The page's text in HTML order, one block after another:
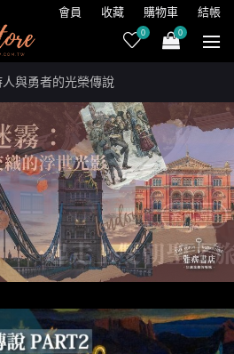
會員 收藏 購物車 結帳
0 0
人與勇者的光榮傳說